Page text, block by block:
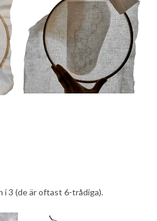
i 3 (de är oftast 6-trådiga).